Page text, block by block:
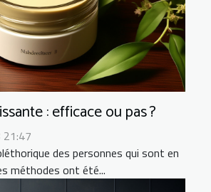
: efficace ou pas ?
des personnes qui sont en
méthodes ont été...